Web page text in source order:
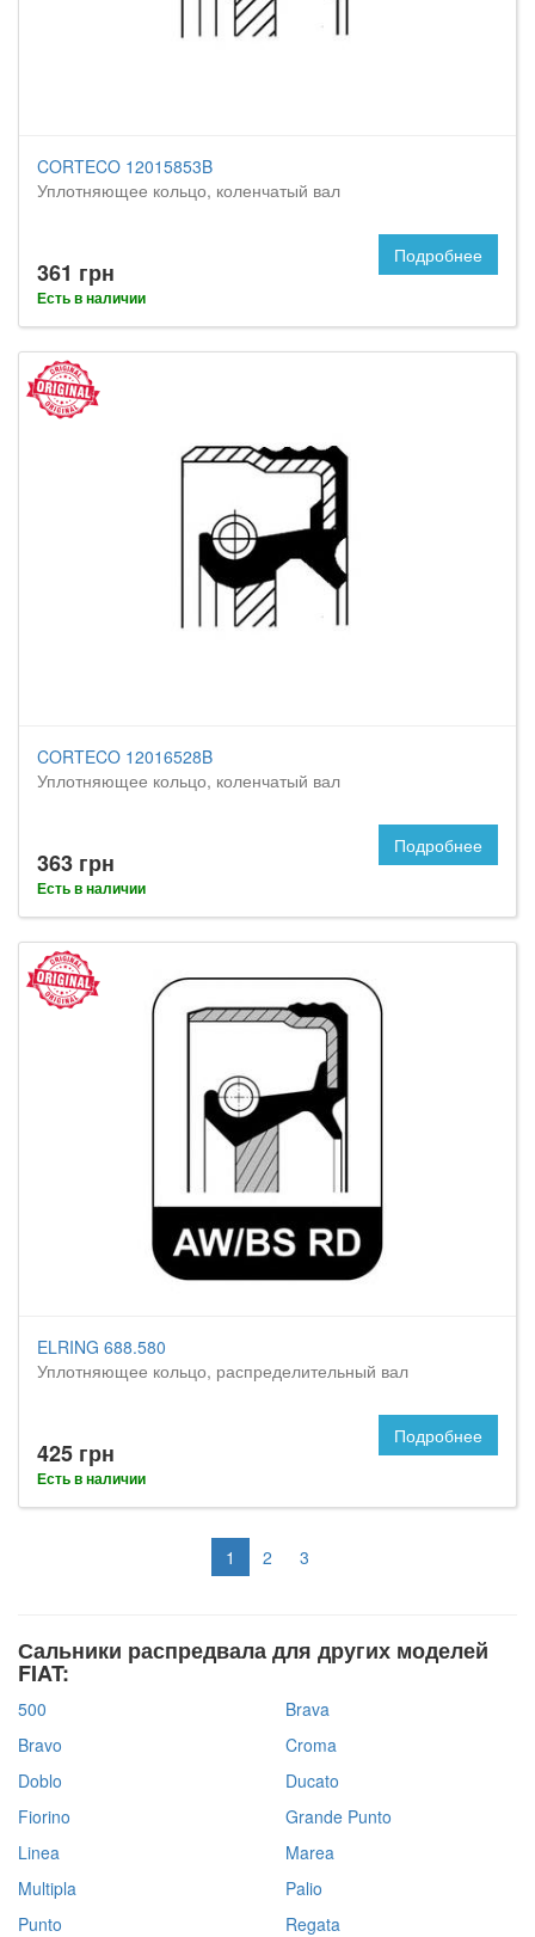
CORTECO 12015853B
Уплотняющее кольцо, коленчатый вал
361 грн
Есть в наличии
Подробнее
CORTECO 12016528B
Уплотняющее кольцо, коленчатый вал
363 грн
Есть в наличии
Подробнее
ELRING 688.580
Уплотняющее кольцо, распределительный вал
425 грн
Есть в наличии
Подробнее
1 2 3
Сальники распредвала для других моделей
FIAT:
500
Brava
Bravo
Croma
Doblo
Ducato
Fiorino
Grande Punto
Linea
Marea
Multipla
Palio
Punto
Regata